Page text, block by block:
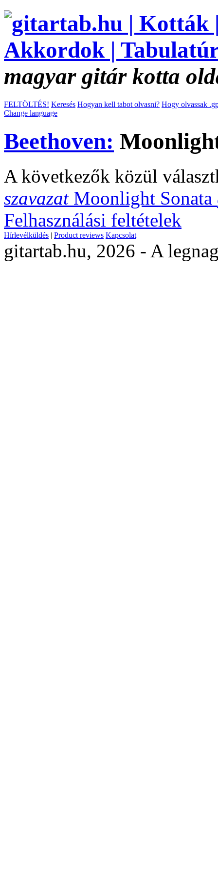
magyar gitár kotta
FELTÖLTÉS! Keresés Hogyan kell tabot olvasni? Hogy olvassak
Change language
Beethoven:
A következők közül
szavazat Moonlight Sonata
Felhasználási feltételek
Hírlevélküldés | Product reviews Kapcsolat
gitartab.hu, 2026 - A